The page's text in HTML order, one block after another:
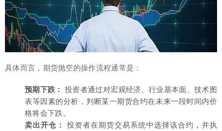
具体而言，期货抛空的操作流程通常是：
预期下跌： 投资者通过对宏观经济、行业基本面、技术图
表等因素的分析，判断某一期货合约在未来一段时间内价
格将会下跌。
卖出开仓：
投资者在期货交易系统中选择该合约，并执